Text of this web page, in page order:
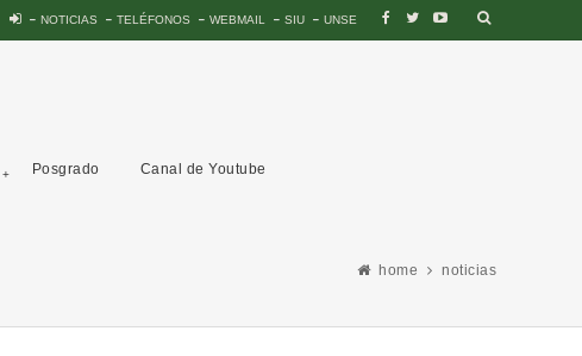
NOTICIAS TELÉFONOS WEBMAIL SIU UNSE
Posgrado Canal de Youtube
home noticias